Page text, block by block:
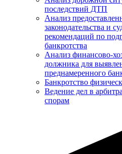
последствий ДТП
Анализ
законодательства и
рекомендаций по
банкротства
Анализ финансово-
должника для
преднамеренного
Банкротство
Ведение дел в
спорам